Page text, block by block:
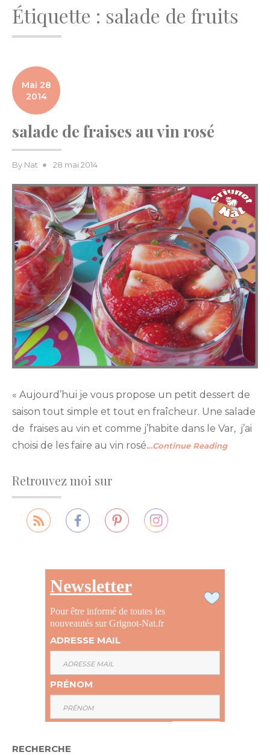
Étiquette : salade de fruits
Mai 28
2014
salade de fraises au vin rosé
By Nat
Posted
28 mai 2014
« Aujourd’hui je vous propose un petit dessert de
saison tout simple et tout en fraîcheur. Une salade
de fraises au vin et comme j’habite dans le Var, j’ai
choisi de les faire au vin rosé…Continue Reading
Retrouvez moi sur
Newsletter
Pour être informé de toutes les
nouveautés sur Grignot-Nat.fr
ADRESSE MAIL
PRÉNOM
RECHERCHE